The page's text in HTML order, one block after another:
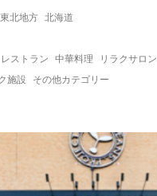
北地方 北海道
レストラン 中華料理 リラクサロン
施設
その他カテゴリー